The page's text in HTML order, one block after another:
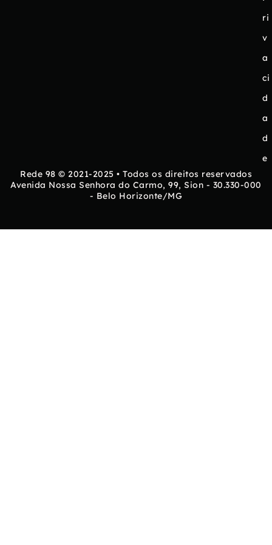
ri
v
a
ci
d
a
d
e
Rede 98 © 2021-2025 • Todos os direitos reservados
Avenida Nossa Senhora do Carmo, 99, Sion - 30.330-000
- Belo Horizonte/MG